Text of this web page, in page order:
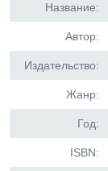
Название:
Автор:
Издательство:
Жанр:
Год:
ISBN: